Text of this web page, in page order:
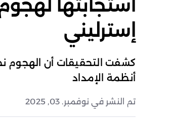
إسترليني
كشفت التحقيقات أن الهجوم
أنظمة الإمداد
تم النشر في نوفمبر. 03, 2025